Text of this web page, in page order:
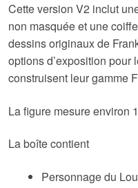
Cette version V2 inclut
non masquée et une
dessins originaux de
options d’exposition pour
construisent leur gamme
La figure mesure environ
La boîte contient
Personnage du